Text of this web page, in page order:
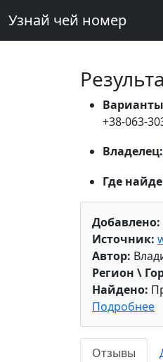
Узнай чей номер
+38-063-
Владелец:
Где
Добавлено:
Источник:
Автор:
Регион \
Найдено:
Подробнее
Отзывы